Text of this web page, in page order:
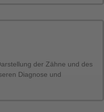
der Zähne und des
Diagnose und